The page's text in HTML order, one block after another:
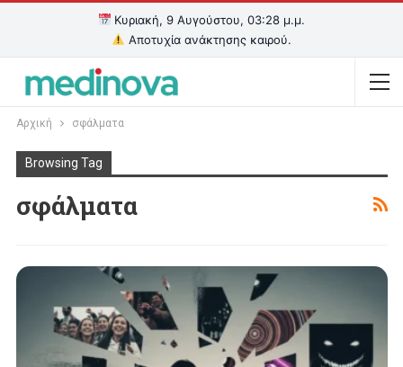
Κυριακή, 9 Αυγούστου, 03:28 μ.μ.
Αποτυχία ανάκτησης καιρού.
Αρχική σφάλματα
Browsing Tag
σφάλματα